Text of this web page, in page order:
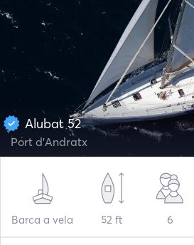
Alubat 52
Port d'Andratx
Barca a vela 52 ft 6